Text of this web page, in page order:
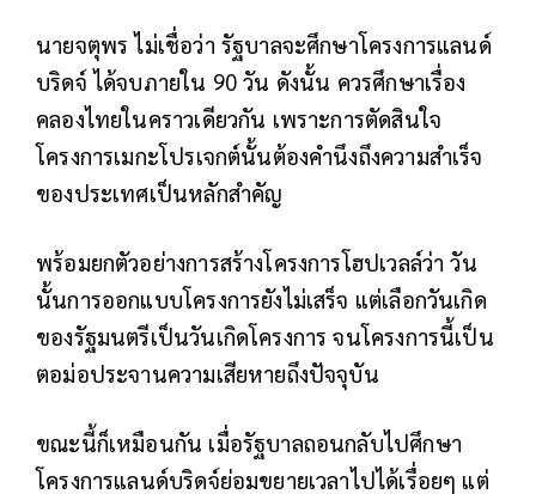
นายจตุพร ไม่เชื่อว่า รัฐบาลจะศึกษาโครงการแลนด์
บริดจ์ ได้จบภายใน 90 วัน ดังนั้น ควรศึกษาเรื่อง
คลองไทยในคราวเดียวกัน เพราะการตัดสินใจ
โครงการเมกะโปรเจกต์นั้นต้องคำนึงถึงความสำเร็จ
ของประเทศเป็นหลักสำคัญ
พร้อมยกตัวอย่างการสร้างโครงการโฮปเวลล์ว่า วัน
นั้นการออกแบบโครงการยังไม่เสร็จ แต่เลือกวันเกิด
ของรัฐมนตรีเป็นวันเกิดโครงการ จนโครงการนี้เป็น
ตอม่อประจานความเสียหายถึงปัจจุบัน
ขณะนี้ก็เหมือนกัน เมื่อรัฐบาลถอนกลับไปศึกษา
โครงการแลนด์บริดจ์ย่อมขยายเวลาไปได้เรื่อยๆ แต่